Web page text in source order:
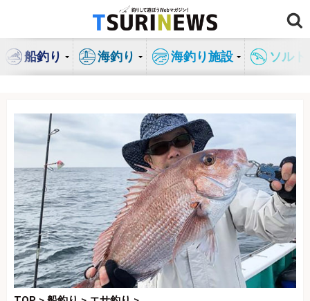
ン
船釣り 海釣り 海釣り施設 ソル